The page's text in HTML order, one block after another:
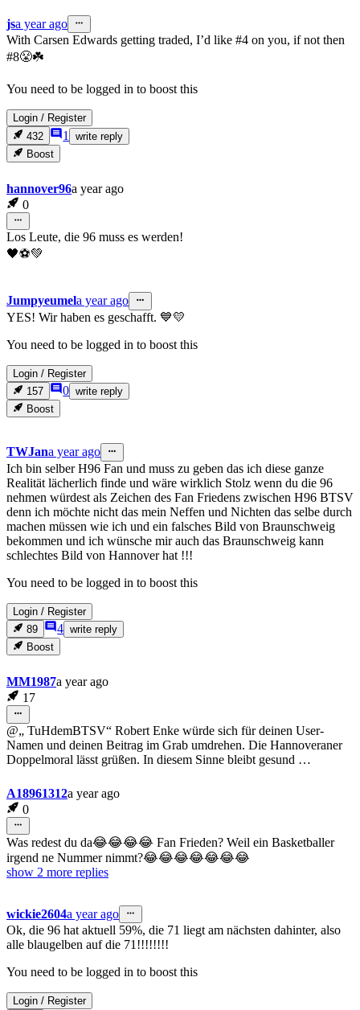
jsa year ago
With Carsen Edwards getting traded, I’d like #4 on you, if not then
#8😤☘️
You need to be logged in to boost this
Login / Register
432
1
write reply
Boost
hannover96a year ago
0
Los Leute, die 96 muss es werden!
🖤⚽💚
Jumpyeumela year ago
YES! Wir haben es geschafft. 💙💛
You need to be logged in to boost this
Login / Register
157
0 write reply
Boost
TWJana year ago
Ich bin selber H96 Fan und muss zu geben das ich diese ganze
Realität lächerlich finde und wäre wirklich Stolz wenn du die 96
nehmen würdest als Zeichen des Fan Friedens zwischen H96 BTSV
denn ich möchte nicht das mein Neffen und Nichten das selbe durch
machen müssen wie ich und ein falsches Bild von Braunschweig
bekommen und ich wünsche mir auch das Braunschweig kann
schlechtes Bild von Hannover hat !!!
You need to be logged in to boost this
Login / Register
89
4 write reply
Boost
MM1987a year ago
17
@„ TuHdemBTSV“ Robert Enke würde sich für deinen User-
Namen und deinen Beitrag im Grab umdrehen. Die Hannoveraner
Doppelmoral lässt grüßen. In diesem Sinne bleibt gesund …
A18961312a year ago
0
Was redest du da😂😂😂😂 Fan Frieden? Weil ein Basketballer
irgend ne Nummer nimmt?😂😂😂😂😂😂😂
show 2 more replies
wickie2604a year ago
Ok, die 96 hat aktuell 59%, die 71 liegt am nächsten dahinter, also
alle blaugelben auf die 71!!!!!!!!
You need to be logged in to boost this
Login / Register